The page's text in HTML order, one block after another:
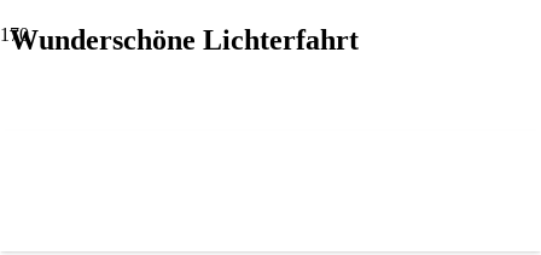
Wunderschöne Lichterfahrt